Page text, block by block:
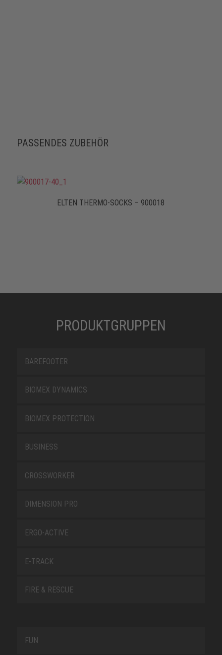
PASSENDES ZUBEHÖR
ELTEN THERMO-SOCKS – 900018
PRODUKTGRUPPEN
BAREFOOTER
BIOMEX DYNAMICS
BIOMEX PROTECTION
BUSINESS
CROSSWORKER
DIMENSION PRO
ERGO-ACTIVE
E-TRACK
FIRE & RESCUE
FUN